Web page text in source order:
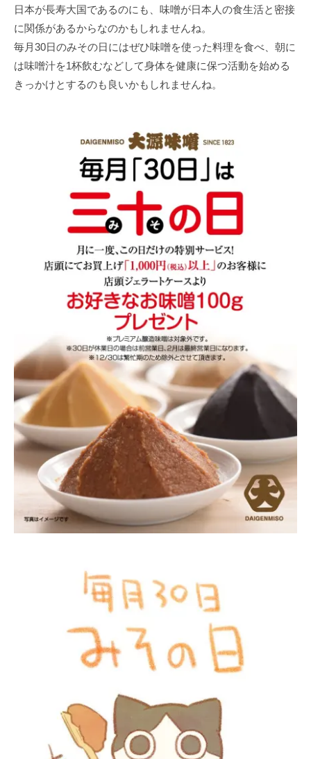
日本が長寿大国であるのにも、味噌が日本人の食生活と密接
に関係があるからなのかもしれませんね。
毎月30日のみその日にはぜひ味噌を使った料理を食べ、朝に
は味噌汁を1杯飲むなどして身体を健康に保つ活動を始める
きっかけとするのも良いかもしれませんね。